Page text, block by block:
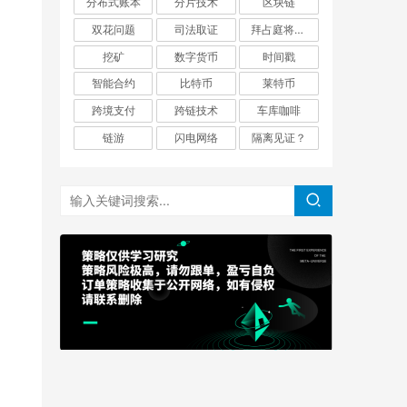
双花问题
司法取证
拜占庭将军问题
挖矿
数字货币
时间戳
智能合约
比特币
莱特币
跨境支付
跨链技术
车库咖啡
链游
闪电网络 隔离见证？